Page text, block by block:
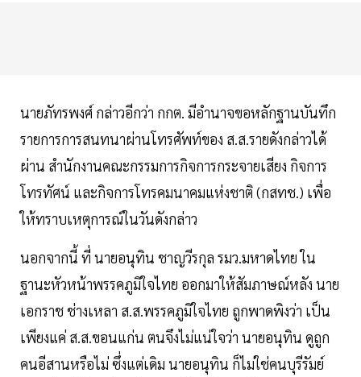
นายภัทรพงศ์ กล่าวอีกว่า กกต. มีอำนาจขอหลักฐานบันทึก
รายการการสนทนาผ่านโทรศัพท์ของ ส.ส.รายดังกล่าวได้
ผ่าน สำนักงานคณะกรรมการกิจการกระจายเสียง กิจการ
โทรทัศน์ และกิจการโทรคมนาคมแห่งชาติ (กสทช.) เพื่อ
ให้ทราบเหตุการณ์ในวันดังกล่าว
นอกจากนี้ ที่ นายอนุทิน ชาญวีรกุล รมว.มหาดไทย ใน
ฐานะหัวหน้าพรรคภูมิใจไทย ออกมาให้สัมภาษณ์หลัง นาย
เอกราช ช่างเหลา ส.ส.พรรคภูมิใจไทย ถูกพาดพิงว่า เป็น
เพียงแค่ ส.ส.ขอนแก่น ตนจึงไม่แน่ใจว่า นายอนุทิน ดูถูก
คนอีสานหรือไม่ ซึ่งแต่เดิม นายอนุทิน ก็ไม่ใช่คนบุรีรัมย์